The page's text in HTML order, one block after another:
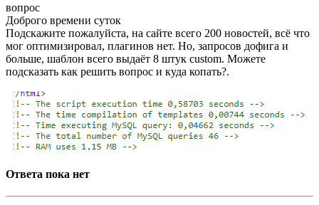
вопрос
Доброго времени суток
Подскажите пожалуйста, на сайте всего 200 новостей, всё что
мог оптимизировал, плагинов нет. Но, запросов дофига и
больше, шаблон всего выдаёт 8 штук custom. Можете
подсказать как решить вопрос и куда копать?.
Ответа пока нет